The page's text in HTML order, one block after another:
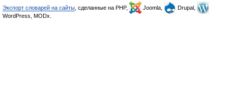
Экспорт словарей на сайты , сделанные на PHP, Joomla,
Drupal,
WordPress, MODx.